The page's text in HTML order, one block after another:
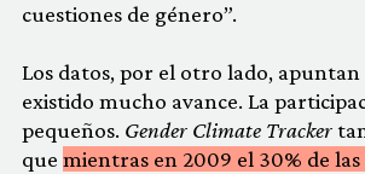
cuestiones de género”.
Los datos, por el otro lado, apuntan
existido mucho avance. La
pequeños. Gender Climate Tracker
que mientras en 2009 el 30% de